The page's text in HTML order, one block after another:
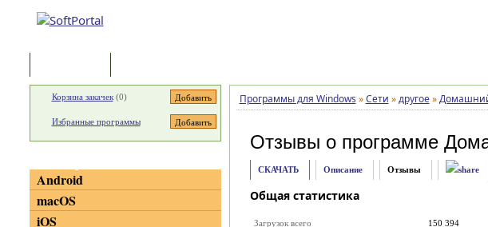
Программы для Windows » Сети » другое »
Отзывы о программе
СКАЧАТЬ Описание Отзывы
Общая статистика
Загрузок всего
150 394
Корзина закачек(0)
Избранные программы
Android
macOS
iOS